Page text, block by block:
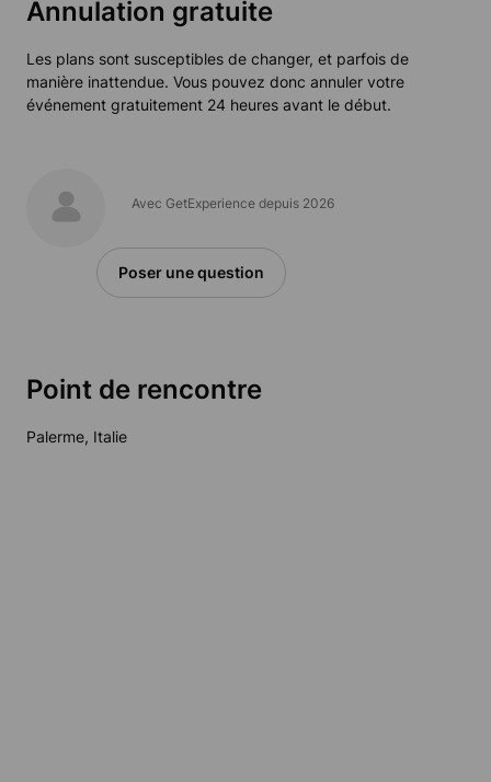
Annulation gratuite
Les plans sont susceptibles de changer, et parfois de
manière inattendue. Vous pouvez donc annuler votre
événement gratuitement 24 heures avant le début.
Avec GetExperience depuis 2026
Poser une question
Point de rencontre
Palerme, Italie